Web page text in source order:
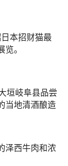
本招财猫最
。
垣岐阜县品尝
当地清酒酿造
西牛肉和浓